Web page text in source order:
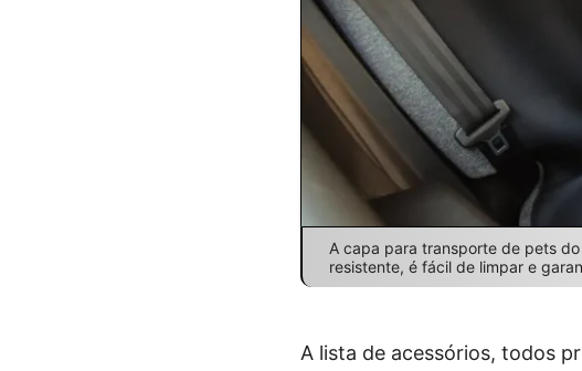
A capa para transporte de pets
resistente, é fácil de limpar e
A lista de acessórios, todos